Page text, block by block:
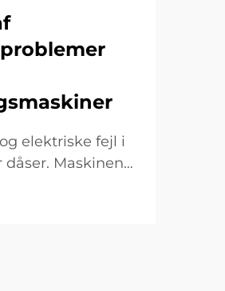
elektriske fejl i
Maskinen
sikringer og